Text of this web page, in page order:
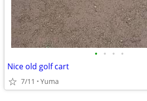
• • • •
Nice old golf cart
7/11 Yuma